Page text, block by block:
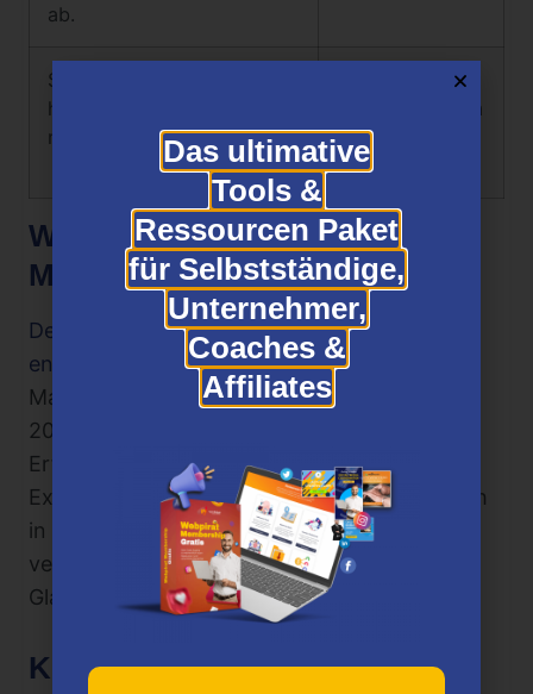
ab.
Ständige Aktualisierungen
halten den Kurs auf dem
neuesten Stand
Es ist viel Zeit
erforderlich, um
Ergebnisse zu
sehen
Wer ist der Erfinder von KDP
Mastery All-In-One?
Der Kurs wurde von Eugen Grinschuk
entwickelt
, einem erfahrenen digitalen
Marketer und Self-Publishing-Autor, der seit
2017 im Online-Marketing tätig ist. Seine
Erfahrungen aus erster Hand und seine
Expertise sowohl in den technischen als auch
in den kreativen Aspekten des Geschäfts
verleihen dem Kursinhalt zusätzliche
Glaubwürdigkeit und praktischen Wert.
KDP Mastery All-In-One Preise
Das ultimative
Tools &
Ressourcen Paket
für Selbstständige,
Unternehmer,
Coaches &
Affiliates